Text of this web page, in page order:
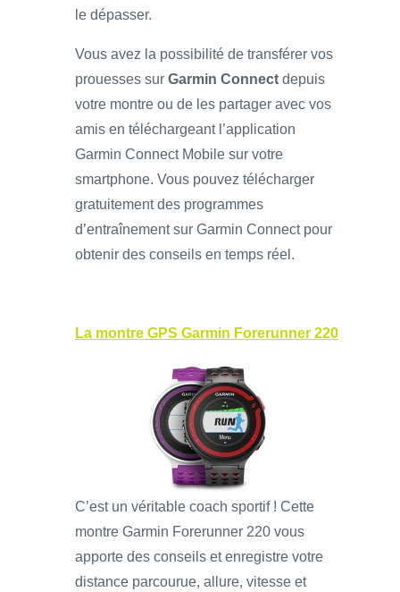
le dépasser.
Vous avez la possibilité de transférer vos
prouesses sur Garmin Connect depuis
votre montre ou de les partager avec vos
amis en téléchargeant l’application
Garmin Connect Mobile sur votre
smartphone. Vous pouvez télécharger
gratuitement des programmes
d’entraînement sur Garmin Connect pour
obtenir des conseils en temps réel.
La montre GPS Garmin Forerunner 220
C’est un véritable coach sportif ! Cette
montre Garmin Forerunner 220 vous
apporte des conseils et enregistre votre
distance parcourue, allure, vitesse et